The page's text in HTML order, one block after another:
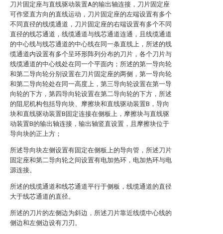
刀片固定座与直线驱动装置A的输出轴连接，刀片固定座
可作竖直方向的直线运动，刀片固定座的左端设置有多个
不同直径的线缆通道，刀片固定座的右端设置有多个不同
直径的线芯通道，线缆通道与线芯通道连通，且线缆通道
的中心线与线芯通道的中心线在同一条直线上，所述的线
缆通道内设置有多个呈环形阵列分布的刀片，各个刀片与
线缆通道的中心线处在同一个平面内；所述的第一导向轮
和第二导向轮分别设置在刀片固定座的两侧，第一导向轮
和第二导向轮处在同一高度上，第三导向轮设置在第一导
向轮的下方，第四导向轮设置在第二导向轮的下方，所述
的阻尼机构包括导向块、摩擦块和直线驱动装置B，导向
块和直线驱动装置B固定连接在侧板上，摩擦块与直线驱
动装置B的输出轴连接，输出轴竖直设置，且摩擦块位于
导向块的正上方；
所述导向块左侧设置有固定在侧板上的导向管，所述刀片
固定座和第二导向轮之间设置有电加热环，电加热环与电
源连接。
所述的线缆通道和线芯通道平行于侧板，线缆通道的直径
大于线芯通道的直径。
所述的刀片的左侧边为斜边，所述刀片靠近线缆中心线的
侧边和左侧边设有刀刃。